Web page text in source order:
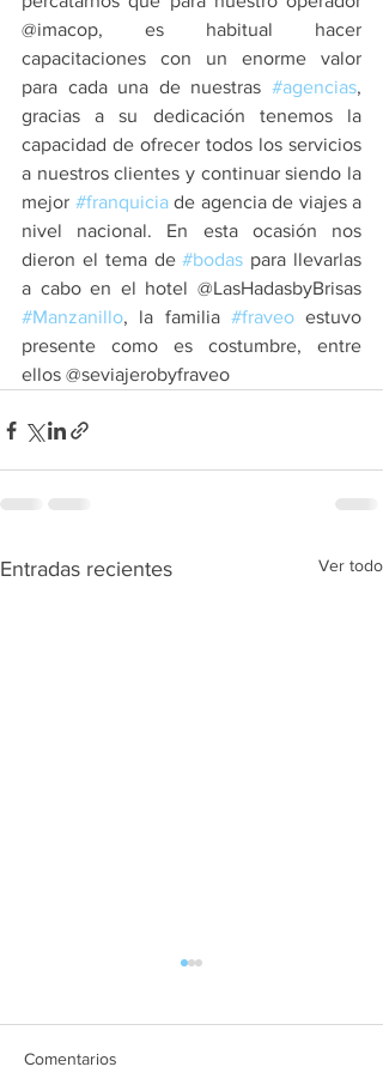
@imacop, es habitual hacer
capacitaciones con un enorme valor
para cada una de nuestras #agencias,
gracias a su dedicación tenemos la
capacidad de ofrecer todos los servicios
a nuestros clientes y continuar siendo la
mejor #franquicia de agencia de viajes a
nivel nacional. En esta ocasión nos
dieron el tema de #bodas para llevarlas
#Manzanillo, la familia #fraveo estuvo
presente como es costumbre, entre
ellos @seviajerobyfraveo
Entradas recientes Ver todo
Comentarios